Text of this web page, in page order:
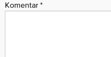
Komentar *